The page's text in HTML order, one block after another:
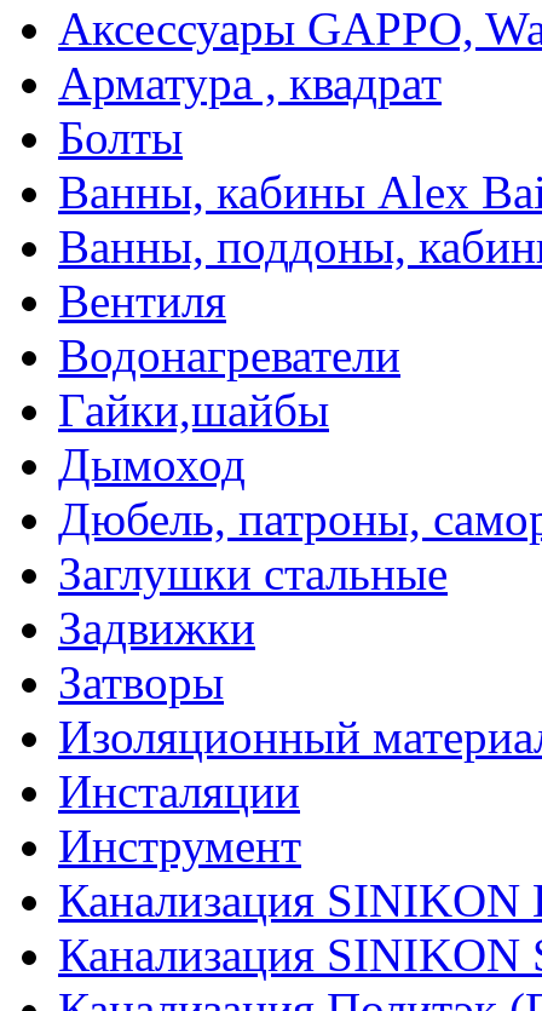
Аксессуары GAPPO,
Арматура , квадрат
Болты
Ванны, кабины Alex
Ванны, поддоны,
Вентиля
Водонагреватели
Гайки,шайбы
Дымоход
Дюбель, патроны,
Заглушки стальные
Задвижки
Затворы
Изоляционный
Инсталяции
Инструмент
Канализация SINIKON
Канализация SINIKON